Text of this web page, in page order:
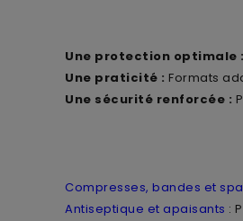
Une protection optimale :
Une praticité : Formats
Une sécurité renforcée :
Compresses, bandes et
Antiseptique et apaisants :